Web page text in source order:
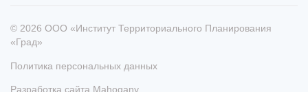
© 2026 ООО «Институт Территориального Планирования
«Град»
Политика персональных данных
Разработка сайта Mahogany